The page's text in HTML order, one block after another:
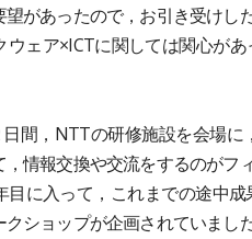
があったので，お引き受けし
ェア×ICTに関しては関心が
間，NTTの研修施設を会場に
情報交換や交流をするのがフ
に入って，これまでの途中
ショップが企画されていました